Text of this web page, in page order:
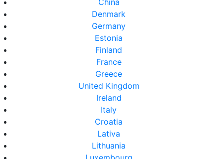
China
Denmark
Germany
Estonia
Finland
France
Greece
United Kingdom
Ireland
Italy
Croatia
Lativa
Lithuania